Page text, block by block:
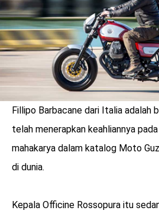
menarik
Fillipo Barbacane dari Italia adalah
telah menerapkan keahliannya
mahakarya dalam katalog Moto
di dunia.
Kepala Officine Rossopura itu